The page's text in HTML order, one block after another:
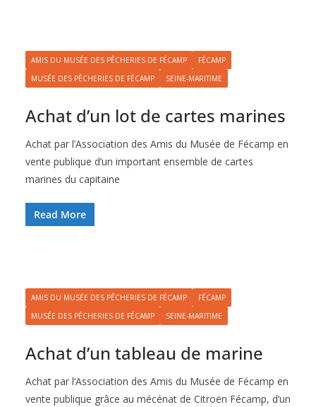
AMIS DU MUSÉE DES PÊCHERIES DE FÉCAMP
FÉCAMP
MUSÉE DES PÊCHERIES DE FÉCAMP
SEINE-MARITIME
Achat d’un lot de cartes marines
Achat par l’Association des Amis du Musée de Fécamp en
vente publique d’un important ensemble de cartes
marines du capitaine
Read More
AMIS DU MUSÉE DES PÊCHERIES DE FÉCAMP
FÉCAMP
MUSÉE DES PÊCHERIES DE FÉCAMP
SEINE-MARITIME
Achat d’un tableau de marine
Achat par l’Association des Amis du Musée de Fécamp en
vente publique grâce au mécénat de Citroën Fécamp, d’un